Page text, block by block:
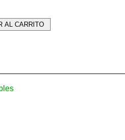
AL CARRITO